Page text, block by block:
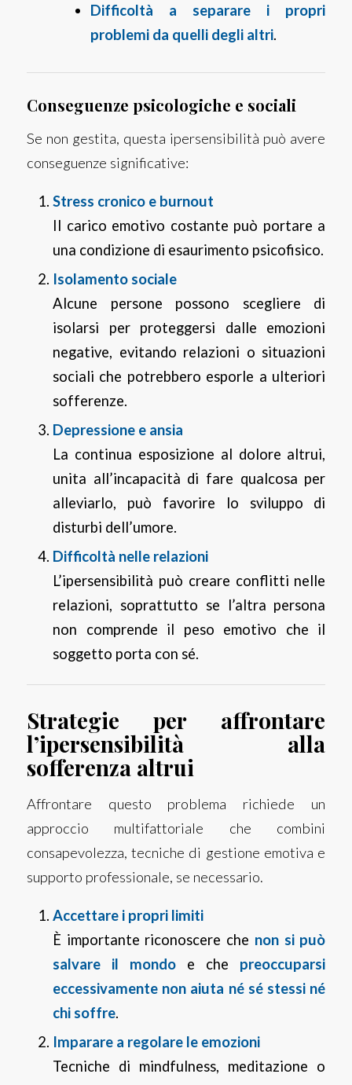
Difficoltà a separare i propri
problemi da quelli degli altri.
Conseguenze psicologiche e sociali
Se non gestita, questa ipersensibilità può avere
conseguenze significative:
Stress cronico e burnout
Il carico emotivo costante può portare a
una condizione di esaurimento psicofisico.
Isolamento sociale
Alcune persone possono scegliere di
isolarsi per proteggersi dalle emozioni
negative, evitando relazioni o situazioni
sociali che potrebbero esporle a ulteriori
sofferenze.
Depressione e ansia
La continua esposizione al dolore altrui,
unita all’incapacità di fare qualcosa per
alleviarlo, può favorire lo sviluppo di
disturbi dell’umore.
Difficoltà nelle relazioni
L’ipersensibilità può creare conflitti nelle
relazioni, soprattutto se l’altra persona
non comprende il peso emotivo che il
soggetto porta con sé.
Strategie per affrontare
l’ipersensibilità alla
sofferenza altrui
Affrontare questo problema richiede un
approccio multifattoriale che combini
consapevolezza, tecniche di gestione emotiva e
supporto professionale, se necessario.
Accettare i propri limiti
È importante riconoscere che non si può
salvare il mondo e che preoccuparsi
eccessivamente non aiuta né sé stessi né
chi soffre.
Imparare a regolare le emozioni
Tecniche di mindfulness, meditazione o